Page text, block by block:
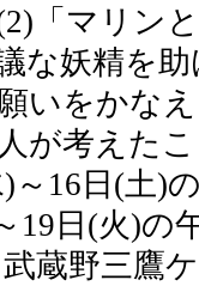
「マリン
な妖精を
いをかな
が考えた
16日(土)
19日(火)の
蔵野三鷹